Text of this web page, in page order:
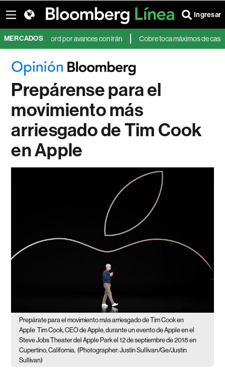
Ingresar
MERCADOS
un récord por avances con Irán Cobre toca máximos de casi tres
Prepárense para el
movimiento más
arriesgado de Tim Cook
en Apple
Prepárate para el movimiento más arriesgado de Tim Cook en
Apple Tim Cook, CEO de Apple, durante un evento de Apple en el
Steve Jobs Theater del Apple Park el 12 de septiembre de 2018 en
Cupertino, California. (Photographer: Justin Sullivan/Ge/Justin
Sullivan)